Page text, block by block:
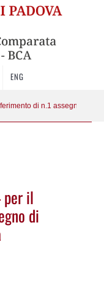
ENG
di n.1 assegno di
per il
di